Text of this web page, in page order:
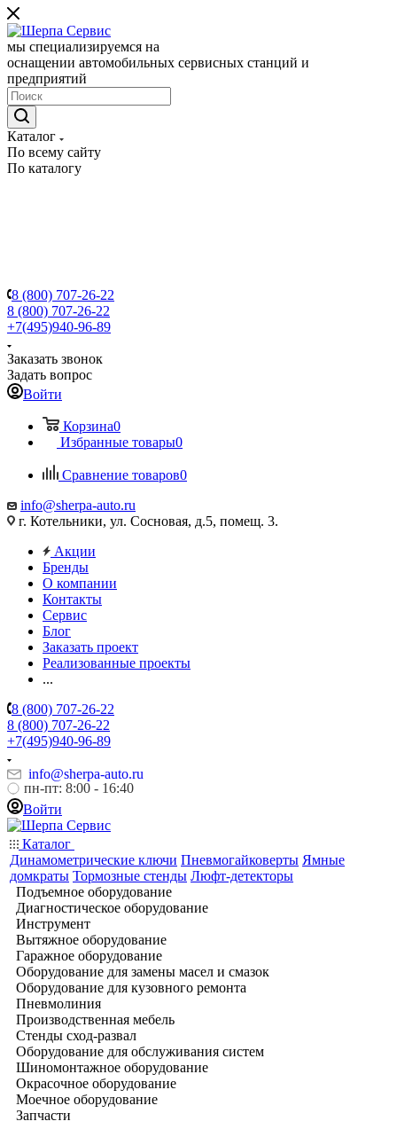
мы специализируемся на
оснащении автомобильных сервисных станций и
предприятий
Каталог
По всему сайту
По каталогу
8 (800) 707-26-22
8 (800) 707-26-22
+7(495)940-96-89
Заказать звонок
Задать вопрос
Войти
Корзина0
Избранные товары0
Сравнение товаров0
info@sherpa-auto.ru
г. Котельники, ул. Сосновая, д.5, помещ. 3.
Акции
Бренды
О компании
Контакты
Сервис
Блог
Заказать проект
Реализованные проекты
...
8 (800) 707-26-22
8 (800) 707-26-22
+7(495)940-96-89
info@sherpa-auto.ru
пн-пт: 8:00 - 16:40
Войти
Каталог
Динамометрические ключи Пневмогайковерты Ямные
домкраты Тормозные стенды Люфт-детекторы
Подъемное оборудование
Диагностическое оборудование
Инструмент
Вытяжное оборудование
Гаражное оборудование
Оборудование для замены масел и смазок
Оборудование для кузовного ремонта
Пневмолиния
Производственная мебель
Стенды сход-развал
Оборудование для обслуживания систем
Шиномонтажное оборудование
Окрасочное оборудование
Моечное оборудование
Запчасти